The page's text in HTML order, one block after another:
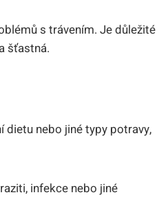
s trávením. Je důležité
šťastná.
nebo jiné typy potravy,
infekce nebo jiné